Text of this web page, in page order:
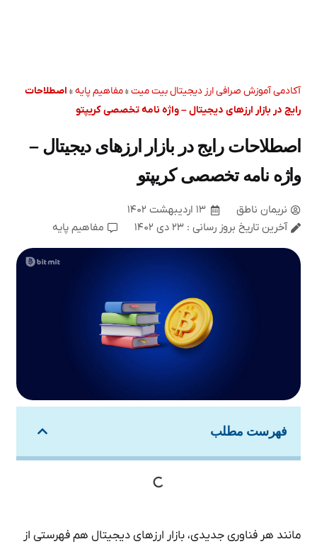
آکادمی آموزش صرافی ارز دیجیتال بیت میت»مفاهیم پایه» اصطلاحات
رایج در بازار ارزهای دیجیتال – واژه نامه تخصصی کریپتو
اصطلاحات رایج در بازار ارزهای دیجیتال –
واژه نامه تخصصی کریپتو
نریمان ناطق
۱۳ اردیبهشت ۱۴۰۲
آخرین تاریخ بروز رسانی : ۲۳ دی ۱۴۰۲
مفاهیم پایه
فهرست مطلب
مانند هر فناوری جدیدی، بازار ارزهای دیجیتال هم فهرستی از